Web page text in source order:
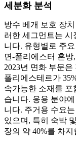
세분화 분석
방수 베개 보호 장
러한 세그먼트는
니다. 유형별로 주
면-폴리에스터 혼
2023년 면화 부문
폴리에스테르가
속가능한 소재를 포
습니다. 응용 분야
니다. 주거용 수요
있으며, 특히 숙박
장의 약 40%를 차지